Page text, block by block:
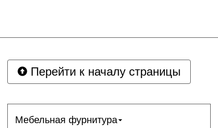
Перейти к началу страницы
Мебельная фурнитура